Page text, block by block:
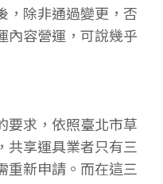
，除非通過變更，否
內容營運，可說幾乎
要求，依照臺北市草
共享運具業者只有三
重新申請。而在這三